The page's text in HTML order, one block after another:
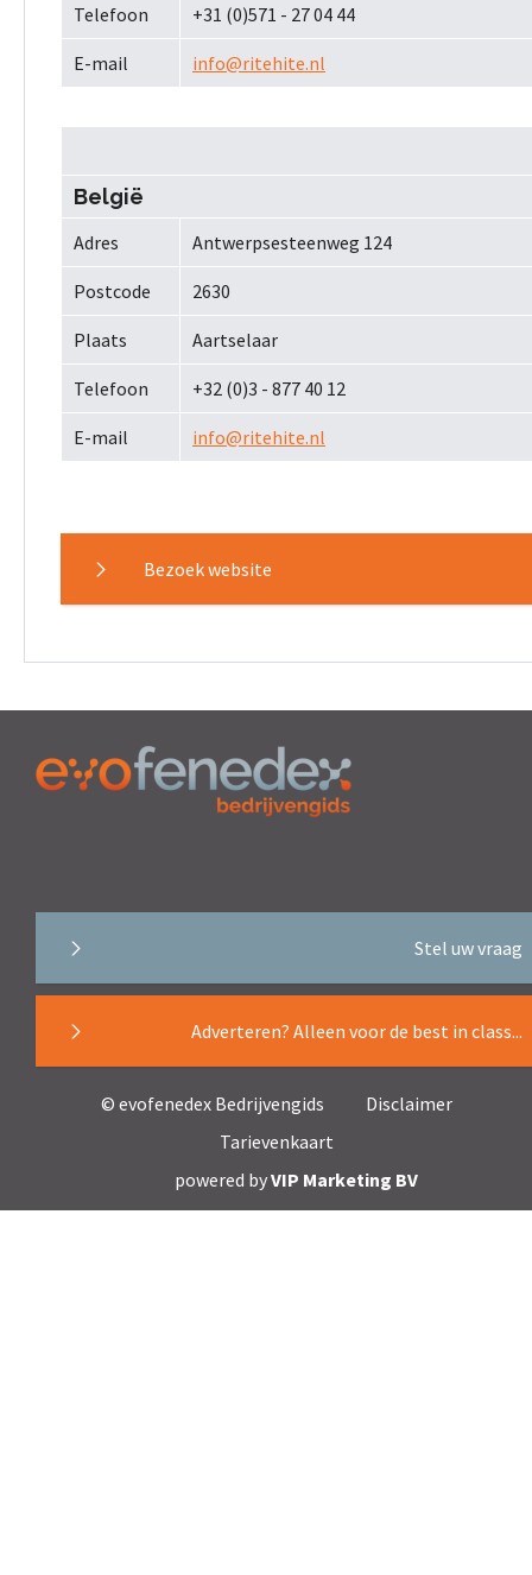
Telefoon +31 (0)571 - 27 04 44
E-mail info@ritehite.nl
België
Adres Antwerpsesteenweg 124
Postcode 2630
Plaats Aartselaar
Telefoon +32 (0)3 - 877 40 12
E-mail info@ritehite.nl
Bezoek website
Stel uw vraag
Adverteren? Alleen voor de best in class...
© evofenedex Bedrijvengids
Disclaimer
Tarievenkaart
powered byVIP Marketing BV